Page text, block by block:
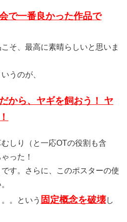
で一番良かった作品で
そ、最高に素晴らしいと思いま
うのが、
から、ヤギを飼おう！ ヤ
しり（と一応OTの役割も含
った！
す。さらに、このポスターの使
。という 固定概念を破壊し